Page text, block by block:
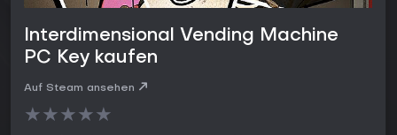
Interdimensional Vending Machine
PC Key kaufen
Auf Steam ansehen
★★★★★